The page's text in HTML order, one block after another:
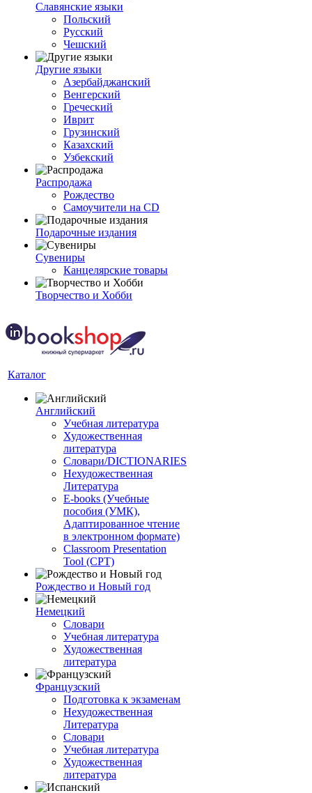
Славянские языки
Польский
Русский
Чешский
Другие языки
Азербайджанский
Венгерский
Греческий
Иврит
Грузинский
Казахский
Узбекский
Распродажа
Рождество
Самоучители на CD
Подарочные издания
Сувениры
Канцелярские товары
Творчество и Хобби
Каталог
Английский
Учебная литература
Художественная
литература
Словари/DICTIONARIES
Нехудожественная
Литература
E-books (Учебные
пособия (УМК),
Адаптированное чтение
в электронном формате)
Classroom Presentation
Tool (CPT)
Рождество и Новый год
Немецкий
Словари
Учебная литература
Художественная
литература
Французский
Подготовка к экзаменам
Нехудожественная
Литература
Словари
Учебная литература
Художественная
литература